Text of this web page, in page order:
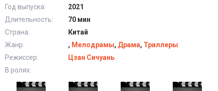
жизненная сила Сяо Сяо заражают Линь Шэня, который
обладает холодным характером, и Линь Шэнь учит Сяо Сяо, как
стать отличным психологическим консультантом. Но кризис,
подстерегающий их, постепенно дает о себе знать. Пережив
конфликты и кризисы, они в конце концов обнаруживают, что
любовь на самом деле является своего рода гипнозом,
делающим друг друга лучше. Великолепная китайская дорама,
которая точно сможет прийтись вам по вкусу. Приятного
Год выпуска:
2021
Длительность:
70 мин
Страна:
Китай
Жанр:
, Мелодрамы, Драма, Триллеры
Режиссер:
Цзан Сичуань
В ролях: